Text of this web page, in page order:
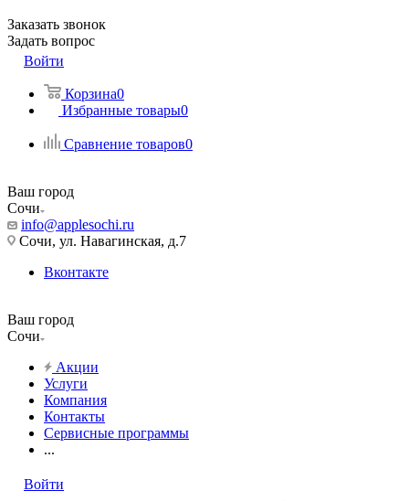
Заказать звонок
Задать вопрос
Войти
Корзина0
Избранные товары0
Сравнение товаров0
Ваш город
Сочи
info@applesochi.ru
Сочи, ул. Навагинская, д.7
Вконтакте
Ваш город
Сочи
Акции
Услуги
Компания
Контакты
Сервисные программы
...
Войти